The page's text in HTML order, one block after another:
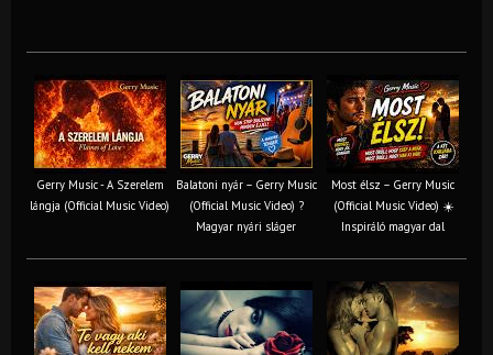
Gerry Music - A Szerelem
lángja (Official Music Video)
Balatoni nyár – Gerry Music
(Official Music Video) ?
Magyar nyári sláger
Most élsz – Gerry Music
(Official Music Video) ☀️
Inspiráló magyar dal